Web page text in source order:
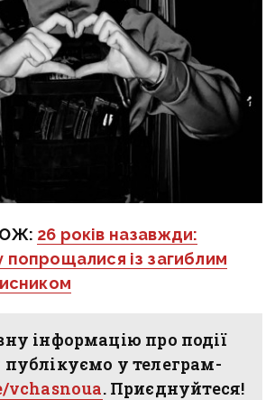
26 років назавжди:
із загиблим
інформацію про події
у телеграм-
vchasnoua. Приєднуйтеся!